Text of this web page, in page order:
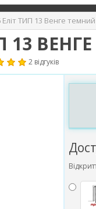
ТИП 13 Венге темний
13
2 відгуків